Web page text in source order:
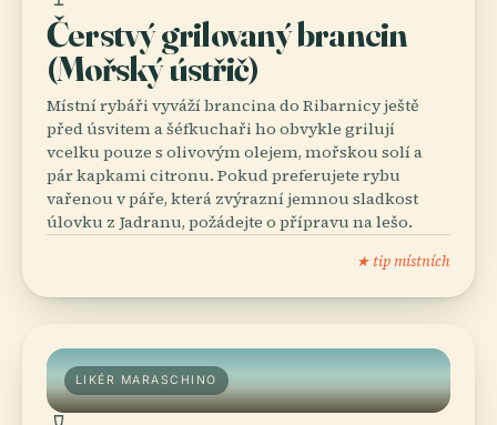
Čerstvý grilovaný brancin
(Mořský ústřič)
Místní rybáři vyváží brancina do Ribarnicy ještě
před úsvitem a šéfkuchaři ho obvykle grilují
vcelku pouze s olivovým olejem, mořskou solí a
pár kapkami citronu. Pokud preferujete rybu
vařenou v páře, která zvýrazní jemnou sladkost
úlovku z Jadranu, požádejte o přípravu na lešo.
★ tip místních
LIKÉR MARASCHINO